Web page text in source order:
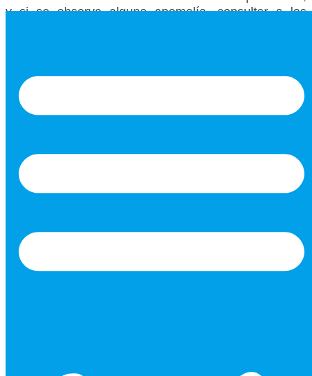
y si se observa alguna anomalía, consultar a los
de experiencia en la atención a las personas con esta
enfermedad y estamos comprometidos con la lucha
de diferentes tipos de cánceres. Llámanos y pide más
de atenderte y solucionar tus dudas, atesorándote en
lo que necesites.